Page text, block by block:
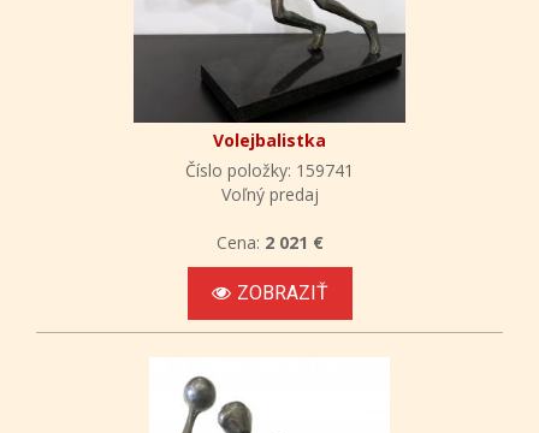
Volejbalistka
Číslo položky: 159741
Voľný predaj
Cena: 2 021 €
ZOBRAZIŤ